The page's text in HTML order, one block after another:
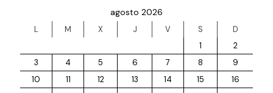
agosto 2026
L M X J V S
D
1
2
3
4 5 6 7 8
9
10
11 12 13 14 15
16